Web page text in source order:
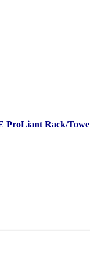
ProLiant Rack/